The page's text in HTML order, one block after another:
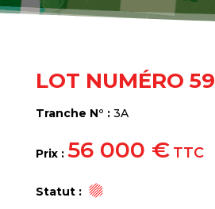
LOT NUMÉRO 59
Tranche N° : 3A
Prix : 56 000 € TTC
Statut :